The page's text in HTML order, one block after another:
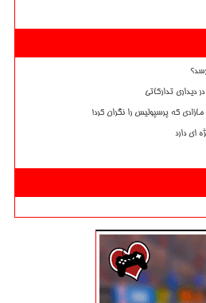
دیداری تدارکاتی
که پرسپولیس را نگران کرد!
ای دارد